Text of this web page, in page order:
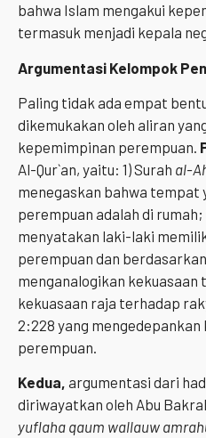
bahwa Islam mengakui
termasuk menjadi kepala
Argumentasi Kelompok
Paling tidak ada empat
dikemukakan oleh aliran
kepemimpinan perempuan.
Al-Qur`an, yaitu: 1) Surah al-
menegaskan bahwa tempat
perempuan adalah di rumah;
menyatakan laki-laki
perempuan dan
menganalogikan
kekuasaan raja terhadap
2:228 yang
perempuan.
Kedua, argumentasi dari
diriwayatkan oleh Abu
yuflaha qaum wallauw